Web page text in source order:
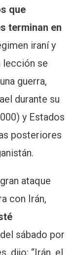
que
terminan en
iraní y
lección se
guerra,
durante su
y Estados
posteriores
ataque
con Irán,
sábado por
dijo: “Irán, el